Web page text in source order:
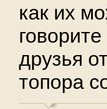
как их
друзья
топора